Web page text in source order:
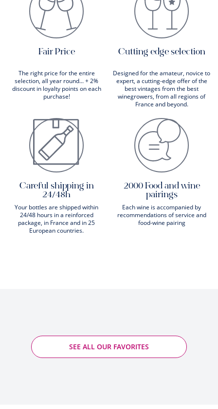
Fair Price
The right price for the entire
selection, all year round... + 2%
discount in loyalty points on each
purchase!
Cutting edge selection
Designed for the amateur, novice to
expert, a cutting-edge offer of the
best vintages from the best
winegrowers, from all regions of
France and beyond.
Careful shipping in
24/48h
Your bottles are shipped within
24/48 hours in a reinforced
package, in France and in 25
European countries.
2000 Food and wine
pairings
Each wine is accompanied by
recommendations of service and
food-wine pairing
SEE ALL OUR FAVORITES